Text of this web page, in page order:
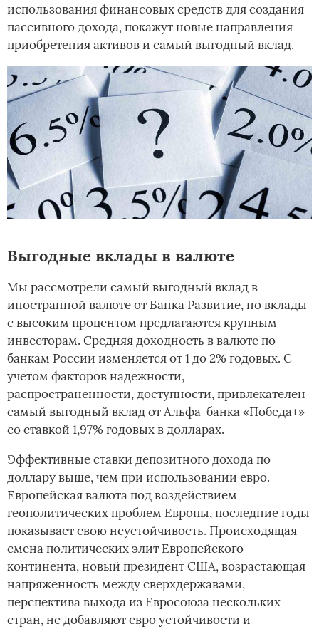
использования финансовых средств для создания
пассивного дохода, покажут новые направления
приобретения активов и самый выгодный вклад.
Выгодные вклады в валюте
Мы рассмотрели самый выгодный вклад в
иностранной валюте от Банка Развитие, но вклады
с высоким процентом предлагаются крупным
инвесторам. Средняя доходность в валюте по
банкам России изменяется от 1 до 2% годовых. С
учетом факторов надежности,
распространенности, доступности, привлекателен
самый выгодный вклад от Альфа-банка «Победа+»
со ставкой 1,97% годовых в долларах.
Эффективные ставки депозитного дохода по
доллару выше, чем при использовании евро.
Европейская валюта под воздействием
геополитических проблем Европы, последние годы
показывает свою неустойчивость. Происходящая
смена политических элит Европейского
континента, новый президент США, возрастающая
напряженность между сверхдержавами,
перспектива выхода из Евросоюза нескольких
стран, не добавляют евро устойчивости и